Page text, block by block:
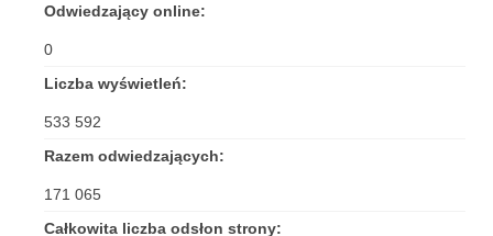
Kancelaria
Zaprzyjaźnione strony
Kontakt
Odwiedzający online:
0
Liczba wyświetleń:
533 592
Razem odwiedzających:
171 065
Całkowita liczba odsłon strony: